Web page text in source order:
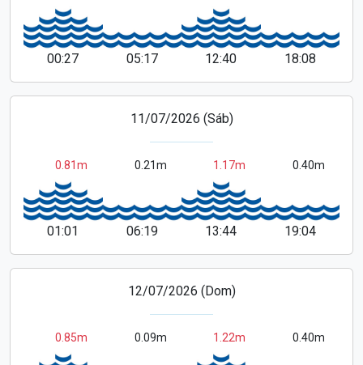
00:27 05:17 12:40 18:08
11/07/2026 (Sáb)
0.81m
01:01
0.21m
06:19
1.17m
13:44
0.40m
19:04
12/07/2026 (Dom)
0.85m 0.09m 1.22m 0.40m